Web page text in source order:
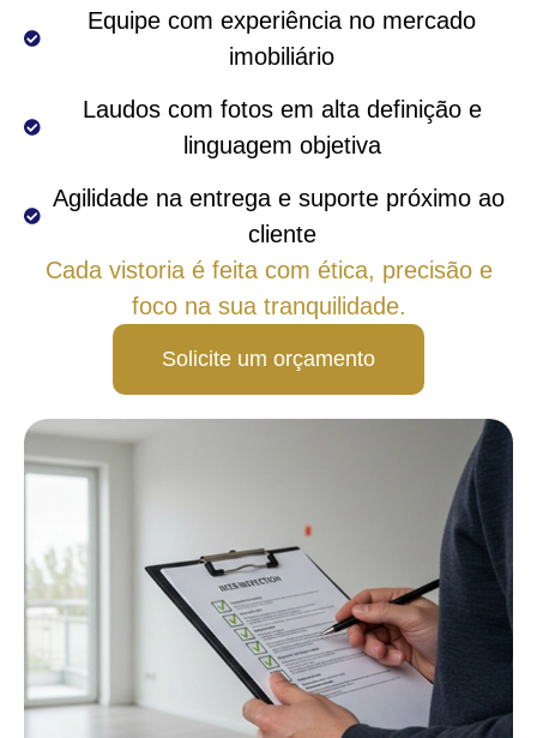
imobiliário
linguagem objetiva
Agilidade na entrega e suporte próximo ao
cliente
Cada vistoria é feita com ética, precisão e
foco na sua tranquilidade.
Solicite um orçamento